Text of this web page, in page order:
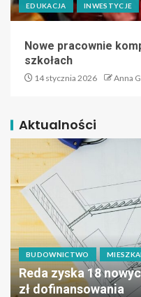
EDUKACJA INWESTYCJE
Nowe pracownie
szkołach
14 stycznia 2026 Anna
Aktualności
BUDOWNICTWO
Reda zyska 18
zł dofinansowania